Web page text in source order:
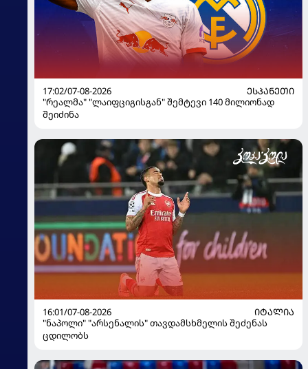
17:02/07-08-2026
ᲔᲡᲞᲐᲜᲔᲗᲘ
"რეალმა" "ლაიფციგისგან" შემტევი 140 მილიონად
შეიძინა
16:01/07-08-2026
ᲘᲢᲐᲚᲘᲐ
"ნაპოლი" "არსენალის" თავდამსხმელის შეძენას
ცდილობს